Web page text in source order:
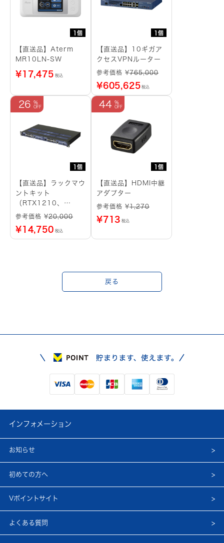
1個
【直送品】Aterm
MR10LN-SW
¥17,475 税込
1個
【直送品】10ギガア
クセスVPNルーター
参考価格 ¥765,000
¥605,625 税込
1個
26
【直送品】ラックマウ
ントキット
（RTX1210、
RTX1220用）
参考価格 ¥20,000
¥14,750 税込
1個
44
【直送品】HDMI中継
アダプター
参考価格 ¥1,270
¥713 税込
戻る
インフォメーション
お知らせ
初めての方へ
Vポイントサイト
よくある質問